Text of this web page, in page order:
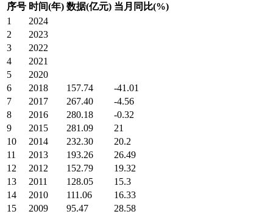
序号 时间(年) 数据(亿元) 当月同比(%)
1
2024
2
2023
3
2022
4
2021
5
2020
6
2018 157.74
-41.01
7
2017 267.40
-4.56
8
2016 280.18
-0.32
9
2015 281.09
21
10
2014 232.30
20.2
11
2013 193.26
26.49
12
2012 152.79
19.32
13
2011 128.05
15.3
14
2010 111.06
16.33
15
2009 95.47
28.58